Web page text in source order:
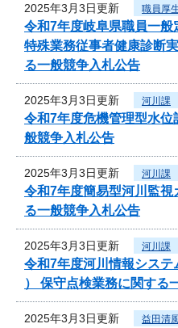
2025年3月3日更新 職員厚
令和7年度岐阜県職員一
特殊業務従事者健康診断
る一般競争入札公告
2025年3月3日更新 河川課
令和7年度危機管理型水
般競争入札公告
2025年3月3日更新 河川課
令和7年度簡易型河川監
る一般競争入札公告
2025年3月3日更新 河川課
令和7年度河川情報シス
） 保守点検業務に関する
2025年3月3日更新 益田清